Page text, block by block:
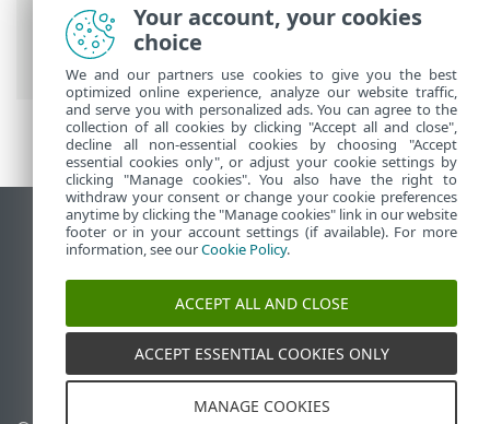
ESET-ova online pomoć > ESET PROTECT
On-Prem
Najčešća pitanja
Prikaži stranicu za radnu površinu
End of Life
ESET-ova baza znanja
ESET Status Portal
Regionalna podrška
Your account, your cookies
choice
We and our partners use cookies to give you the best
optimized online experience, analyze our website traffic,
and serve you with personalized ads. You can agree to the
collection of all cookies by clicking "Accept all and close",
decline all non-essential cookies by choosing "Accept
essential cookies only", or adjust your cookie settings by
clicking "Manage cookies". You also have the right to
withdraw your consent or change your cookie preferences
anytime by clicking the "Manage cookies" link in our website
footer or in your account settings (if available). For more
information, see ourCookie Policy.
ACCEPT ALL AND CLOSE
ACCEPT ESSENTIAL COOKIES ONLY
MANAGE COOKIES